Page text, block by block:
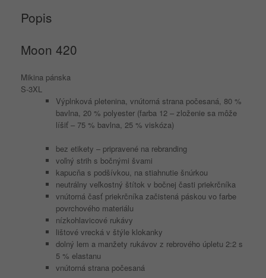
Popis
Moon 420
Mikina pánska
S-3XL
Výplnková pletenina, vnútorná strana počesaná, 80 %
bavlna, 20 % polyester (farba 12 – zloženie sa môže
líšiť – 75 % bavlna, 25 % viskóza)
bez etikety – pripravené na rebranding
voľný strih s bočnými švami
kapucňa s podšívkou, na stiahnutie šnúrkou
neutrálny veľkostný štítok v bočnej časti priekrčníka
vnútorná časť priekrčníka začistená páskou vo farbe
povrchového materiálu
nízkohlavicové rukávy
lištové vrecká v štýle klokanky
dolný lem a manžety rukávov z rebrového úpletu 2:2 s
5 % elastanu
vnútorná strana počesaná